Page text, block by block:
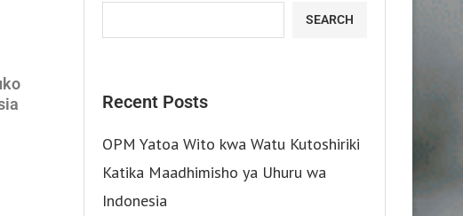
SEARCH
Recent Posts
OPM Yatoa Wito kwa Watu Kutoshiriki
Katika Maadhimisho ya Uhuru wa
Indonesia